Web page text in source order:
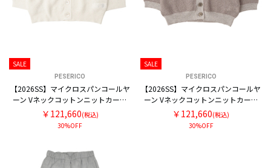
SALE
PESERICO
【2026SS】マイクロスパンコールヤ
ーン Vネックコットンニットカーデ
ィガン
￥121,660(税込)
30%OFF
SALE
PESERICO
【2026SS】マイクロスパンコールヤ
ーン Vネックコットンニットカーデ
ィガン
￥121,660(税込)
30%OFF